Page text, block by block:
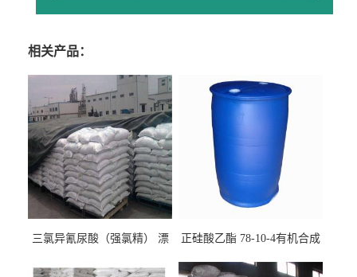
相关产品：
三氯异氰尿酸（强氯精） 漂
正硅酸乙酯 78-10-4有机合成